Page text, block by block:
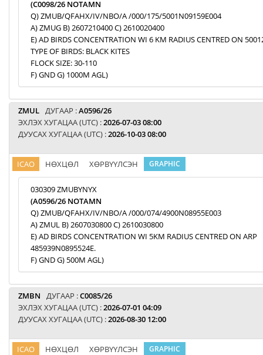
(C0098/26 NOTAMN
Q) ZMUB/QFAHX/IV/NBO/A /000/175/5001N09159E004
A) ZMUG B) 2607210400 C) 2610020400
E) AD BIRDS CONCENTRATION WI 6 KM RADIUS CENTRED ON
TYPE OF BIRDS: BLACK KITES
FLOCK SIZE: 30-110
F) GND G) 1000M AGL)
ZMUL ДУГААР :A0596/26
ЭХЛЭХ ХУГАЦАА (UTC) :2026-07-03 08:00
ДУУСАХ ХУГАЦАА (UTC) :2026-10-03 08:00
ICAO НӨХЦӨЛ ХӨРВҮҮЛСЭН GRAPHIC
030309 ZMUBYNYX
(A0596/26 NOTAMN
Q) ZMUB/QFAHX/IV/NBO/A /000/074/4900N08955E003
A) ZMUL B) 2607030800 C) 2610030800
E) AD BIRDS CONCENTRATION WI 5KM RADIUS CENTRED ON ARP
485939N0895524E.
F) GND G) 500M AGL)
ZMBN ДУГААР :C0085/26
ЭХЛЭХ ХУГАЦАА (UTC) :2026-07-01 04:09
ДУУСАХ ХУГАЦАА (UTC) :2026-08-30 12:00
ICAO НӨХЦӨЛ ХӨРВҮҮЛСЭН GRAPHIC